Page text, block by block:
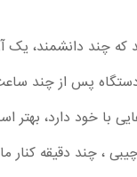
چند دانشمند، یک
دستگاه پس از چند
با خود دارد،
، چند دقیقه کنار